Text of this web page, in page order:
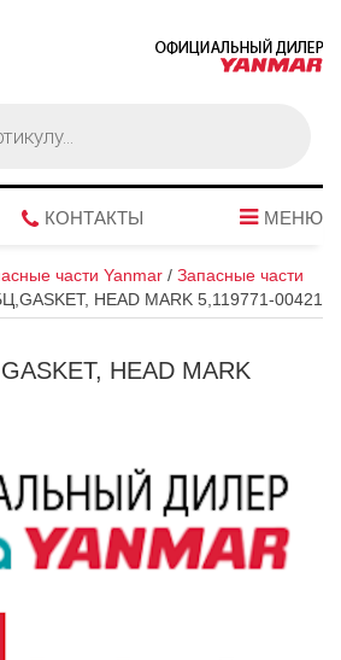
КОНТАКТЫ МЕНЮ
части Yanmar / Запасные части
HEAD MARK 5,119771-00421
HEAD MARK